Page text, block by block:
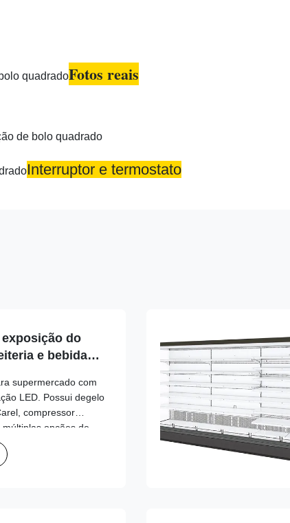
Fotos reais
Interruptor e termostato
do
e bebidas
supermercado com
LED. Possui degelo
compressor
opções de
de energia,
opções de cores